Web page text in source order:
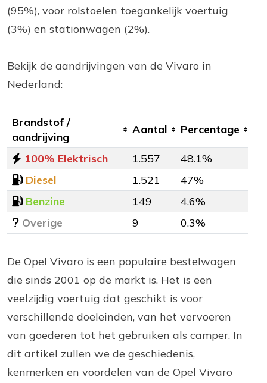
(95%), voor rolstoelen toegankelijk voertuig
(3%) en stationwagen (2%).
Bekijk de aandrijvingen van de Vivaro in
Nederland:
Brandstof /
aandrijving
Aantal Percentage
100% Elektrisch 1.557
48.1%
Diesel
1.521
47%
Benzine
149
4.6%
Overige
9 0.3%
De Opel Vivaro is een populaire bestelwagen
die sinds 2001 op de markt is. Het is een
veelzijdig voertuig dat geschikt is voor
verschillende doeleinden, van het vervoeren
van goederen tot het gebruiken als camper. In
dit artikel zullen we de geschiedenis,
kenmerken en voordelen van de Opel Vivaro